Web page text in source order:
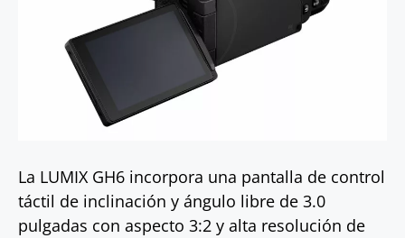
La LUMIX GH6 incorpora una pantalla de control
táctil de inclinación y ángulo libre de 3.0
pulgadas con aspecto 3:2 y alta resolución de